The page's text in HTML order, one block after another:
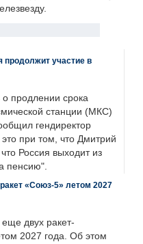
продолжит участие в
о продлении срока
станции (МКС)
гендиректор
при том, что Дмитрий
Россия выходит из
пенсию".
«Союз-5» летом 2027
еще двух ракет-
2027 года. Об этом